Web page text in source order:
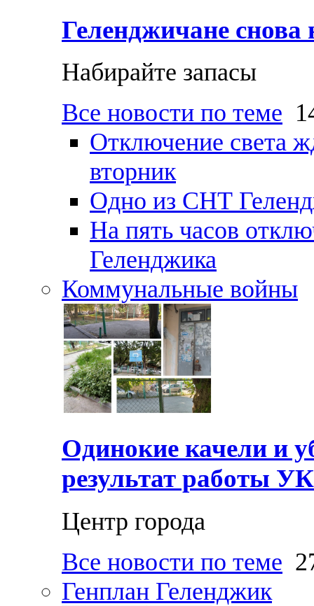
Геленджичане снова
Набирайте запасы
Все новости по теме
Отключение света
вторник
Одно из СНТ
На пять часов
Геленджика
Коммунальные войны
Одинокие качели и
результат работы
Центр города
Все новости по теме
Генплан Геленджик